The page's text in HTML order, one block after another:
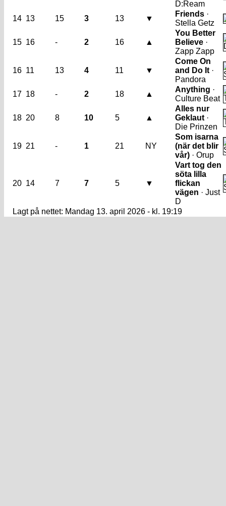
D:Ream
14 13 15 3 13 ▼
Friends ·
Stella Getz
15 16 - 2 16 ▲
You Better
Believe ·
Zapp Zapp
16 11 13 4 11 ▼
Come On
and Do It ·
Pandora
17 18 - 2 18 ▲
Anything ·
Culture Beat
18 20 8 10 5 ▲
Alles nur
Geklaut ·
Die Prinzen
19 21 - 1 21 NY
Som isarna
(när det blir
vår) · Orup
20 14 7 7 5 ▼
Vart tog den
söta lilla
flickan
vägen · Just
D
Lagt på nettet: Mandag 13. april 2026 - kl. 19:19